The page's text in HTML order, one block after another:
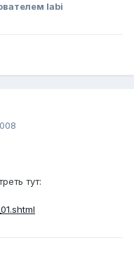
labi
тут: